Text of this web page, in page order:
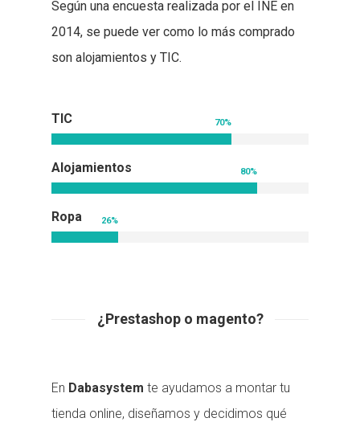
Según una encuesta realizada por el INE en
2014, se puede ver como lo más comprado
son alojamientos y TIC.
TIC 70%
Alojamientos 80%
Ropa 26%
¿Prestashop o magento?
En Dabasystem te ayudamos a montar tu
tienda online, diseñamos y decidimos qué